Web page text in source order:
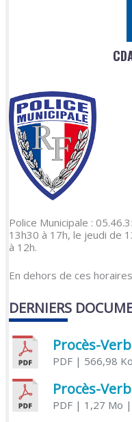
Police Municipale :
13h30 à 17h, le jeudi de
à 12h.
En dehors de ces
DERNIERS
PDF| 566,98 Ko
PDF| 1,27 Mo